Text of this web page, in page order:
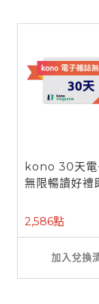
kono 30天電
無限暢讀好禮
2,586點
加入兌換